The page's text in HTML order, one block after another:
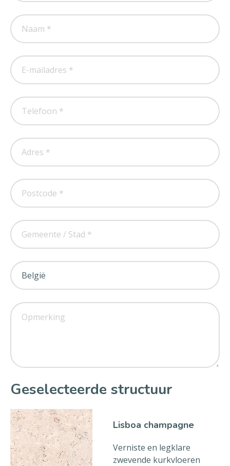
Geselecteerde structuur
Lisboa champagne
Verniste en legklare
zwevende kurkvloeren